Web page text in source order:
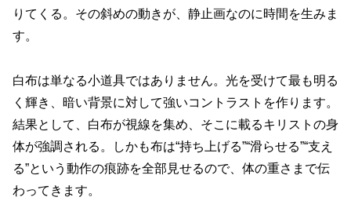
りてくる。その斜めの動きが、静止画なのに時間を生みま
す。
白布は単なる小道具ではありません。光を受けて最も明る
く輝き、暗い背景に対して強いコントラストを作ります。
結果として、白布が視線を集め、そこに載るキリストの身
体が強調される。しかも布は“持ち上げる”“滑らせる”“支え
る”という動作の痕跡を全部見せるので、体の重さまで伝
わってきます。